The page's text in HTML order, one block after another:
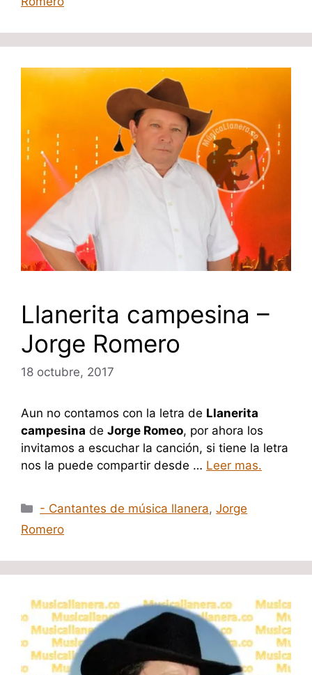
Llanerita campesina –
Jorge Romero
18 octubre, 2017
Aun no contamos con la letra de Llanerita
campesina de Jorge Romeo, por ahora los
invitamos a escuchar la canción, si tiene la letra
nos la puede compartir desde … Leer mas.
Categorías
- Cantantes de música llanera,Jorge
Romero